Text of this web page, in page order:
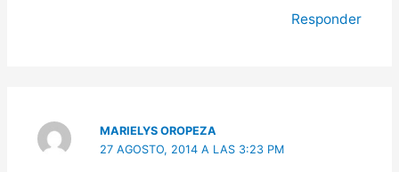
Responder
MARIELYS OROPEZA
27 AGOSTO, 2014 A LAS 3:23 PM